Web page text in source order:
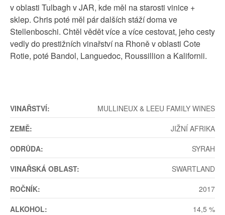
v oblasti Tulbagh v JAR, kde měl na starosti vinice +
sklep. Chris poté měl pár dalších stáží doma ve
Stellenboschi. Chtěl vědět více a více cestovat, jeho cesty
vedly do prestižních vinařství na Rhoně v oblasti Cote
Rotie, poté Bandol, Languedoc, Roussillion a Kalifornii.
VINAŘSTVÍ:
MULLINEUX & LEEU FAMILY WINES
ZEMĚ:
JIŽNÍ AFRIKA
ODRŮDA:
SYRAH
VINAŘSKÁ OBLAST:
SWARTLAND
ROČNÍK:
2017
ALKOHOL:
14,5 %